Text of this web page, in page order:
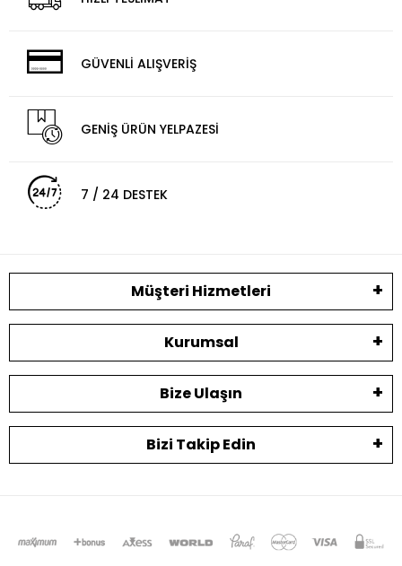
GÜVENLİ ALIŞVERİŞ
GENİŞ ÜRÜN YELPAZESİ
7 / 24 DESTEK
Müşteri Hizmetleri
Kurumsal
Bize Ulaşın
Bizi Takip Edin